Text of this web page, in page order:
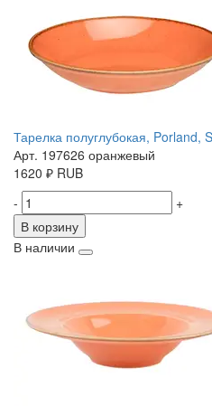
Тарелка полуглубокая, Porland,
Арт. 197626 оранжевый
1620 ₽ RUB
-
+
В корзину
В наличии